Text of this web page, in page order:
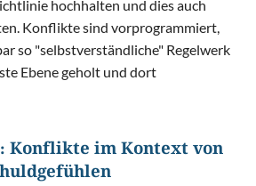
hochhalten und dies auch
Konflikte sind vorprogrammiert,
so "selbstverständliche" Regelwerk
Ebene geholt und dort
Konflikte im Kontext von